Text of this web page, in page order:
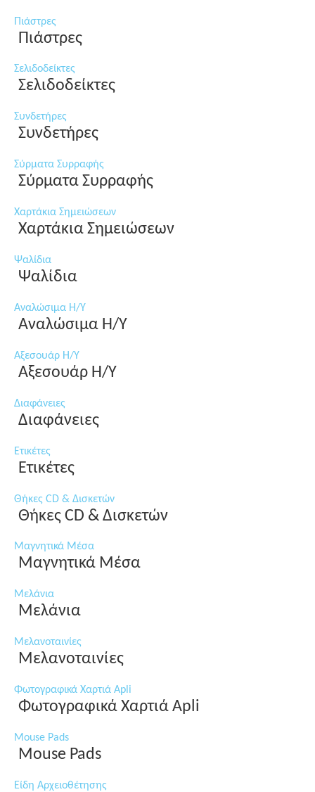
Πιάστρες
Πιάστρες
Σελιδοδείκτες
Σελιδοδείκτες
Συνδετήρες
Συνδετήρες
Σύρματα Συρραφής
Σύρματα Συρραφής
Χαρτάκια Σημειώσεων
Χαρτάκια Σημειώσεων
Ψαλίδια
Ψαλίδια
Αναλώσιμα Η/Υ
Αναλώσιμα Η/Υ
Αξεσουάρ Η/Υ
Αξεσουάρ Η/Υ
Διαφάνειες
Διαφάνειες
Ετικέτες
Ετικέτες
Θήκες CD & Δισκετών
Θήκες CD & Δισκετών
Μαγνητικά Μέσα
Μαγνητικά Μέσα
Μελάνια
Μελάνια
Μελανοταινίες
Μελανοταινίες
Φωτογραφικά Χαρτιά Apli
Φωτογραφικά Χαρτιά Apli
Mouse Pads
Mouse Pads
Είδη Αρχειοθέτησης